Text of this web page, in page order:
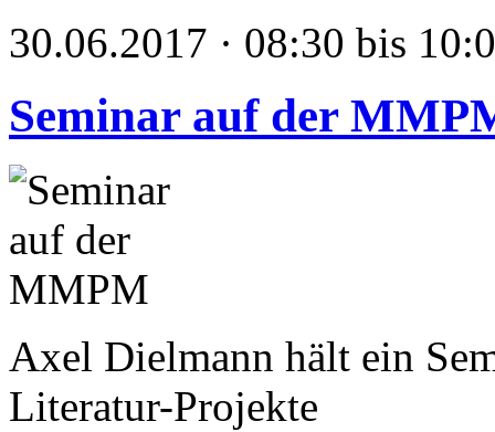
30.06.2017 · 08:30 bis
Seminar auf der
Axel Dielmann hält ein
Literatur-Projekte